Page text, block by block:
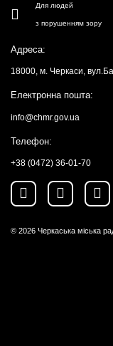
Для людей
з порушенням зору
Адреса:
18000, м. Черкаси,
Електронна пошта:
info@chmr.gov.ua
Телефон:
+38 (0472) 36-01-70
© 2026 Черкаська міська